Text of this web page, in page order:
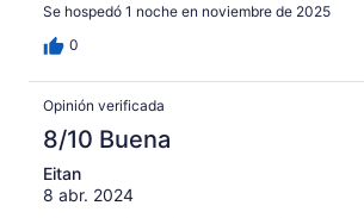
Se hospedó 1 noche en noviembre de 2025
0
Opinión verificada
8/10 Buena
Eitan
8 abr. 2024